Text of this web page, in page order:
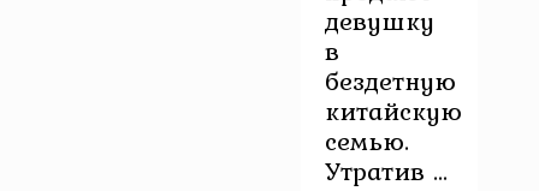
девушку
в
бездетную
китайскую
семью.
Утратив ...